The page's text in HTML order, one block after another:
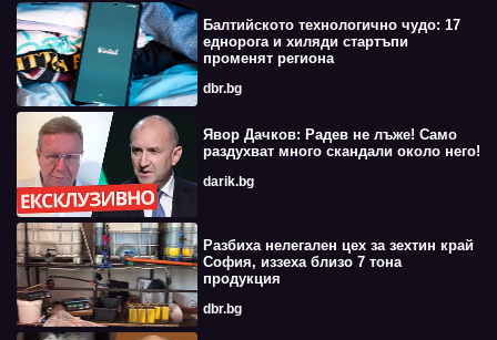
Балтийското технологично чудо: 17
еднорога и хиляди стартъпи
променят региона
dbr.bg
Явор Дачков: Радев не лъже! Само
раздухват много скандали около него!
darik.bg
Разбиха нелегален цех за зехтин край
София, иззеха близо 7 тона
продукция
dbr.bg